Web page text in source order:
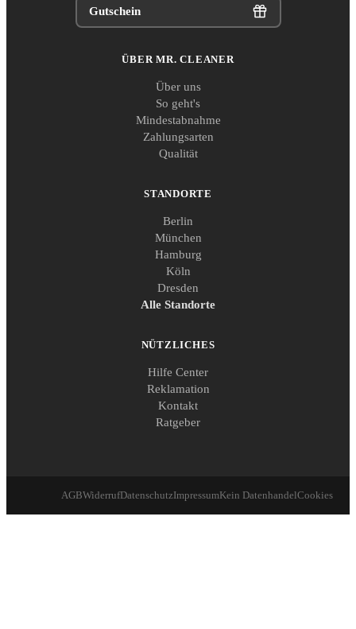
Gutschein
ÜBER MR. CLEANER
Über uns
So geht's
Mindestabnahme
Zahlungsarten
Qualität
STANDORTE
Berlin
München
Hamburg
Köln
Dresden
Alle Standorte
NÜTZLICHES
Hilfe Center
Reklamation
Kontakt
Ratgeber
AGBWiderrufDatenschutzImpressumKein DatenhandelCookies